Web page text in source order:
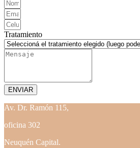
Tratamiento
ENVIAR
Av. Dr. Ramón 115,
oficina 302
Neuquén Capital.